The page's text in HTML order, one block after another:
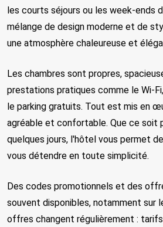
les courts séjours ou les week-ends
mélange de design moderne et de
une atmosphère chaleureuse et
Les chambres sont propres,
prestations pratiques comme le Wi-
le parking gratuits. Tout est mis en
agréable et confortable. Que ce soit
quelques jours, l'hôtel vous permet
vous détendre en toute simplicité.
Des codes promotionnels et des
souvent disponibles, notamment sur
offres changent régulièrement :